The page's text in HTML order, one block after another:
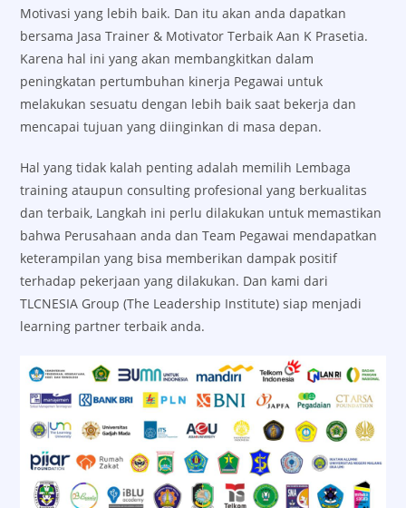
Motivasi yang lebih baik. Dan itu akan anda dapatkan
bersama Jasa Trainer & Motivator Terbaik Aan K Prasetia.
Karena hal ini yang akan membangkitkan dalam
peningkatan pertumbuhan kinerja Pegawai untuk
melakukan sesuatu dengan lebih baik saat bekerja dan
mencapai tujuan yang diinginkan di masa depan.
Hal yang tidak kalah penting adalah memilih Lembaga
training ataupun consulting profesional yang berkualitas
dan terbaik, Langkah ini perlu dilakukan untuk memastikan
bahwa Perusahaan anda dan Team Pegawai mendapatkan
keterampilan yang bisa memberikan dampak positif
terhadap pekerjaan yang dilakukan. Dan kami dari
TLCNESIA Group (The Leadership Institute) siap menjadi
learning partner terbaik anda.